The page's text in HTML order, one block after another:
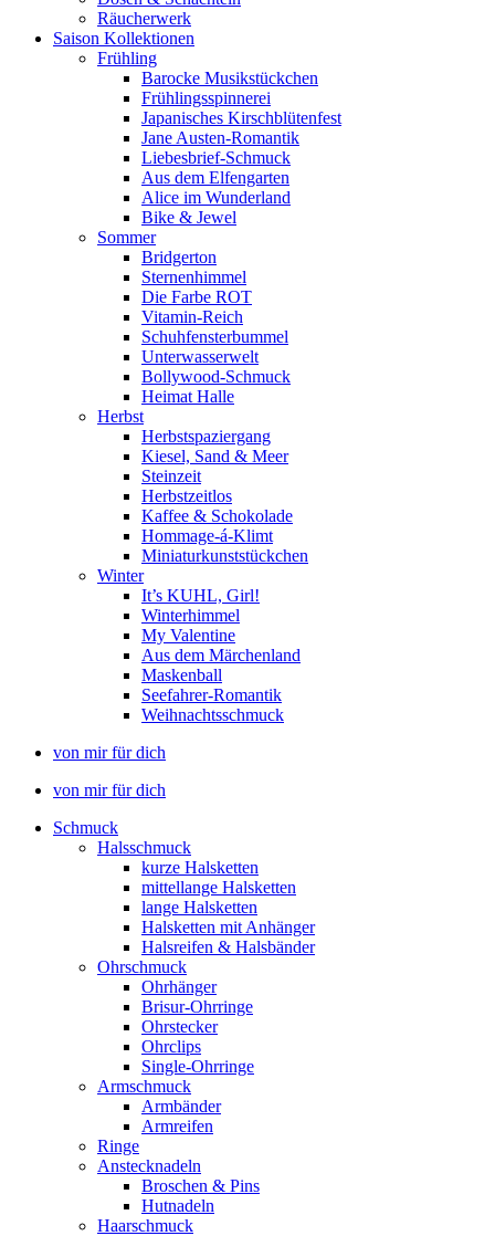
Räucherwerk
Saison Kollektionen
Frühling
Barocke Musikstückchen
Frühlingsspinnerei
Japanisches Kirschblütenfest
Jane Austen-Romantik
Liebesbrief-Schmuck
Aus dem Elfengarten
Alice im Wunderland
Bike & Jewel
Sommer
Bridgerton
Sternenhimmel
Die Farbe ROT
Vitamin-Reich
Schuhfensterbummel
Unterwasserwelt
Bollywood-Schmuck
Heimat Halle
Herbst
Herbstspaziergang
Kiesel, Sand & Meer
Steinzeit
Herbstzeitlos
Kaffee & Schokolade
Hommage-á-Klimt
Miniaturkunststückchen
Winter
It’s KUHL, Girl!
Winterhimmel
My Valentine
Aus dem Märchenland
Maskenball
Seefahrer-Romantik
Weihnachtsschmuck
von mir für dich
von mir für dich
Schmuck
Halsschmuck
kurze Halsketten
mittellange Halsketten
lange Halsketten
Halsketten mit Anhänger
Halsreifen & Halsbänder
Ohrschmuck
Ohrhänger
Brisur-Ohrringe
Ohrstecker
Ohrclips
Single-Ohrringe
Armschmuck
Armbänder
Armreifen
Ringe
Anstecknadeln
Broschen & Pins
Hutnadeln
Haarschmuck